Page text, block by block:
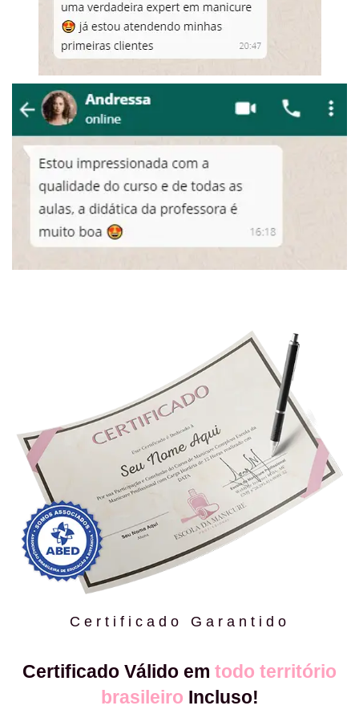
Certificado Garantido
Certificado Válido em todo território
brasileiro Incluso!